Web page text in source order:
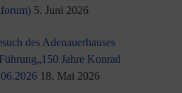
5. Juni 2026
des Adenauerhauses
Jahre Konrad
18. Mai 2026